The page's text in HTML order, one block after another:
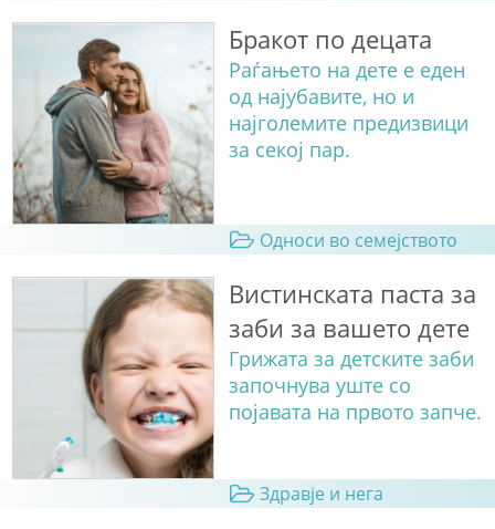
Бракот по децата
Раѓањето на дете е еден
од најубавите, но и
најголемите предизвици
за секој пар.
Односи во семејството
Вистинската паста за
заби за вашето дете
Грижата за детските заби
започнува уште со
појавата на првото запче.
Здравје и нега